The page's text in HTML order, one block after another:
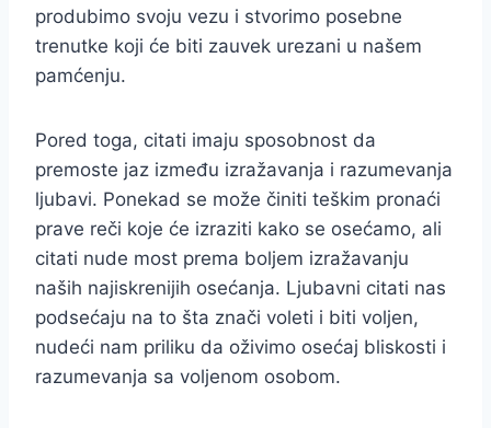
produbimo svoju vezu i stvorimo posebne
trenutke koji će biti zauvek urezani u našem
pamćenju.
Pored toga, citati imaju sposobnost da
premoste jaz između izražavanja i razumevanja
ljubavi. Ponekad se može činiti teškim pronaći
prave reči koje će izraziti kako se osećamo, ali
citati nude most prema boljem izražavanju
naših najiskrenijih osećanja. Ljubavni citati nas
podsećaju na to šta znači voleti i biti voljen,
nudeći nam priliku da oživimo osećaj bliskosti i
razumevanja sa voljenom osobom.